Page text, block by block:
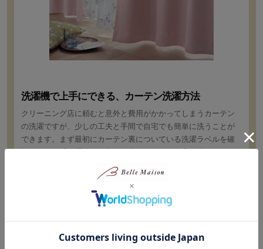
洗濯機で上手にできる、カーテン洗濯方法
クリーニング店に頼むと意外と費用がかかってしまうカーテン
の洗濯ですが、少しの工夫と手間で自宅でも簡単に洗うことが
できます。まず最初にカーテン裏についている洗濯ラベルを確
洗濯機に入れる前には、カーテンのフックをすべて外し、埃を
払うか掃除機で吸い取りましょう。次にカーテンをプリーツに
そって畳みます。カーテンが入るサイズの大型衣類ネットに畳
んだ状態で入れます。一度に洗濯機に入れるカーテンは、1～2
認ください）」にして、水量は一番多いコースにします。洗剤